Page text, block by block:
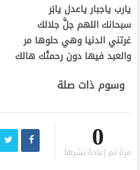
يارب ياجبار ياعدل يابَر
سبحانك اللهم جلَّ جلالك
غرتني الدنيا وهي حلوها مر
والعبد فيها دون رحمتْك هالك
وسوم ذات صلة
0
مرة تم إعادة نشرها